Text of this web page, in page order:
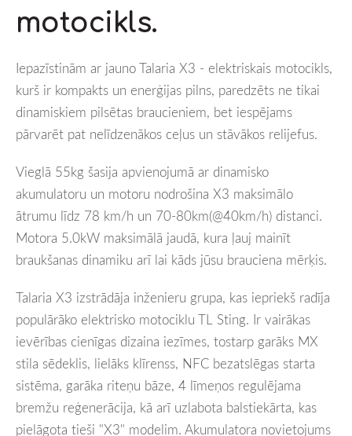
motocikls.
Iepazīstinām ar jauno Talaria X3 - elektriskais motocikls,
kurš ir kompakts un enerģijas pilns, paredzēts ne tikai
dinamiskiem pilsētas braucieniem, bet iespējams
pārvarēt pat nelīdzenākos ceļus un stāvākos relijefus.
Vieglā 55kg šasija apvienojumā ar dinamisko
akumulatoru un motoru nodrošina X3 maksimālo
ātrumu līdz 78 km/h un 70-80km(@40km/h) distanci.
Motora 5.0kW maksimālā jaudā, kura ļauj mainīt
braukšanas dinamiku arī lai kāds jūsu brauciena mērķis.
Talaria X3 izstrādāja inženieru grupa, kas iepriekš radīja
populārāko elektrisko motociklu TL Sting. Ir vairākas
ievērības cienīgas dizaina iezīmes, tostarp garāks MX
stila sēdeklis, lielāks klīrenss, NFC bezatslēgas starta
sistēma, garāka riteņu bāze, 4 līmeņos regulējama
bremžu reģenerācija, kā arī uzlabota balstiekārta, kas
pielāgota tieši "X3" modelim. Akumulatora novietojums